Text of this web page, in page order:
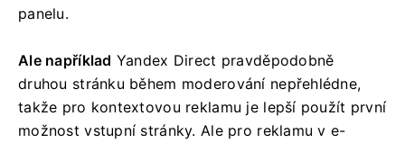
panelu.
Ale například Yandex Direct pravděpodobně
druhou stránku během moderování nepřehlédne,
takže pro kontextovou reklamu je lepší použít první
možnost vstupní stránky. Ale pro reklamu v e-